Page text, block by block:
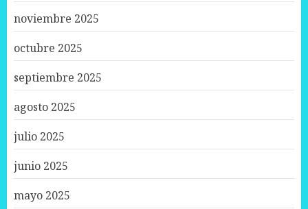
noviembre 2025
octubre 2025
septiembre 2025
agosto 2025
julio 2025
junio 2025
mayo 2025